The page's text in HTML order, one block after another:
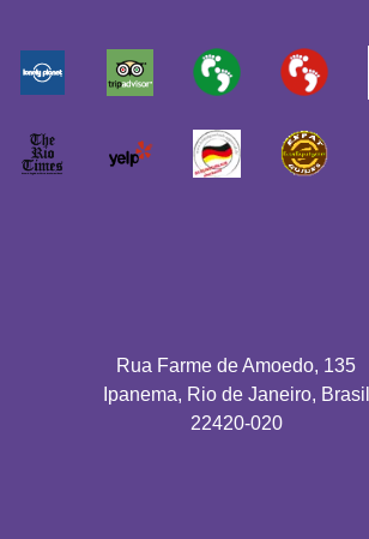
Rua Farme de Amoedo, 135
Ipanema, Rio de Janeiro, Brasil
22420-020